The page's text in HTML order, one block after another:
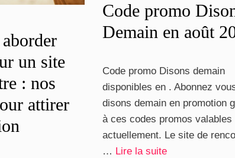
un site
: nos
attirer
Code promo
Demain en août
Code promo Disons demain
disponibles en . Abonnez
disons demain en promotion
à ces codes promos valables
actuellement. Le site de
… Lire la suite